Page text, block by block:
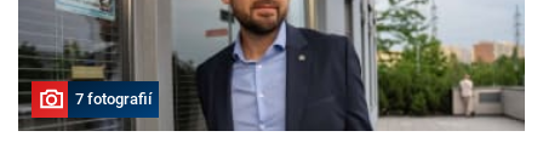
7 fotografií